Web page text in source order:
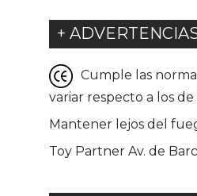
+
Cumple las
variar respecto a los
Mantener lejos del
Toy Partner Av. de